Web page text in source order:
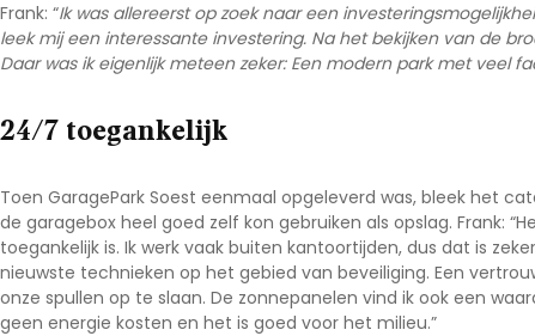
Frank: “Ik was allereerst op zoek naar een
leek mij een interessante investering. Na het bekijken van de
Daar was ik eigenlijk meteen zeker: Een modern park met veel
24/7 toegankelijk
Toen GaragePark Soest eenmaal opgeleverd was, bleek het
de garagebox heel goed zelf kon gebruiken als opslag. Frank:
toegankelijk is. Ik werk vaak buiten kantoortijden, dus dat is
nieuwste technieken op het gebied van beveiliging. Een
onze spullen op te slaan. De zonnepanelen vind ik ook een
geen energie kosten en het is goed voor het milieu.”